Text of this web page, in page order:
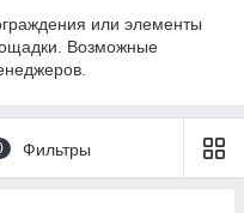
или элементы
Возможные
Фильтры